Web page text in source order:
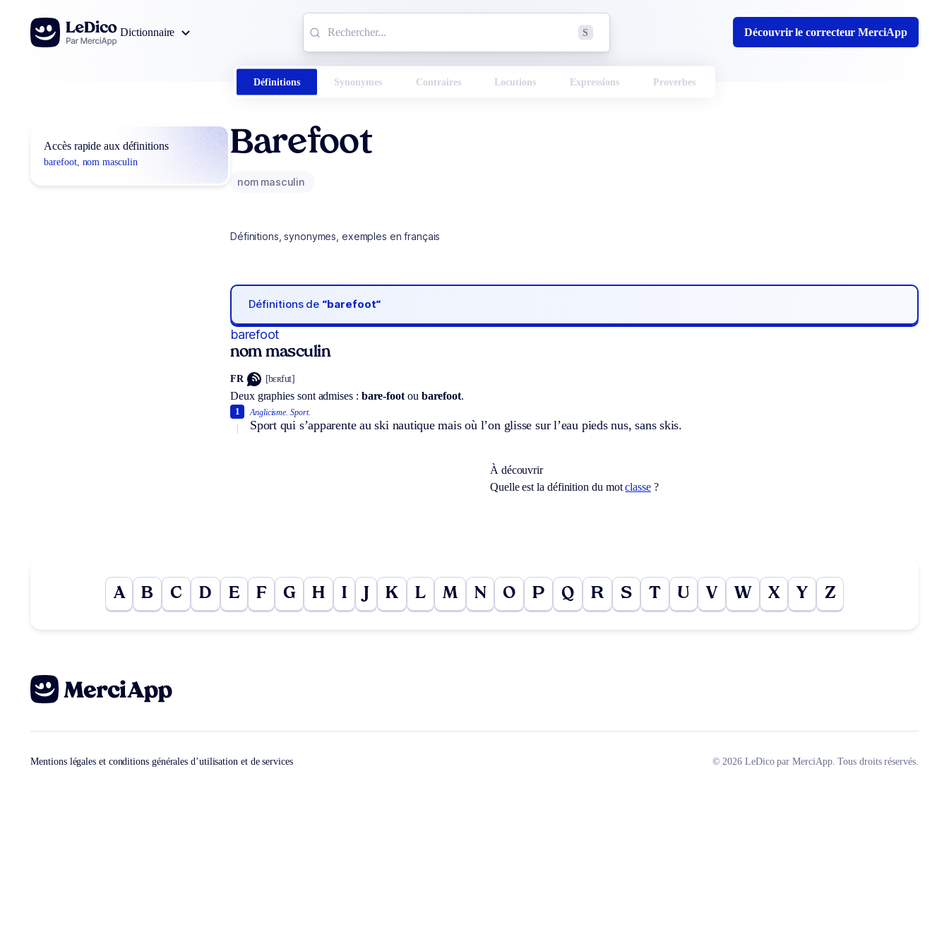
Aller au contenu
Dictionnaire
S Découvrir le correcteur MerciApp
Définitions Synonymes Contraires Locutions Expressions Proverbes
Accès rapide aux définitions
barefoot, nom masculin
Barefoot
nom masculin
Définitions, synonymes, exemples en français
Définitions de “barefoot“
barefoot
nom masculin
FR [bɛʀfut]
Deux graphies sont admises : bare-foot ou barefoot.
Anglicisme. Sport.
Sport qui s’apparente au ski nautique mais où l’on glisse sur l’eau pieds nus, sans skis.
1
À découvrir
Quelle est la définition du motclasse?
A B C D E F G H I K L M N O P Q R S T U V W X Y Z
Mentions légales et conditions générales d’utilisation et de services © 2026 LeDico par MerciApp. Tous droits réservés.